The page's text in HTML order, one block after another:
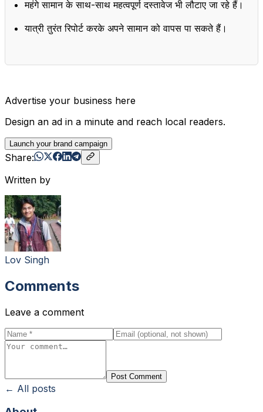
महंगे सामान के साथ-साथ महत्वपूर्ण दस्तावेज भी लौटाए जा रहे हैं।
यात्री तुरंत रिपोर्ट करके अपने सामान को वापस पा सकते हैं।
Advertise your business here
Design an ad in a minute and reach local readers.
Launch your brand campaign
Share:
Written by
Lov Singh
Comments
Leave a comment
Post Comment
← All posts